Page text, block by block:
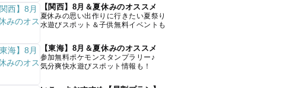
【関西】8月＆夏休みのオススメ
夏休みの思い出作りに行きたい夏祭り
水遊びスポット＆子供無料イベントも
【東海】8月＆夏休みのオススメ
参加無料ポケモンスタンプラリー♪
気分爽快水遊びスポット情報も！